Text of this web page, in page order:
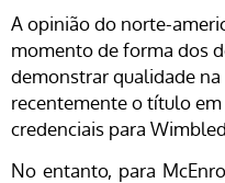
A opinião do norte-
momento de forma dos
demonstrar qualidade
recentemente o título
credenciais para
No entanto, para